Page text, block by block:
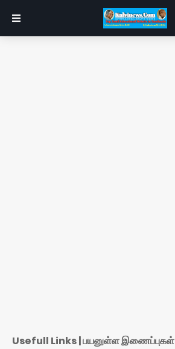
Usefull Links | பயனுள்ள இணைப்புகள்